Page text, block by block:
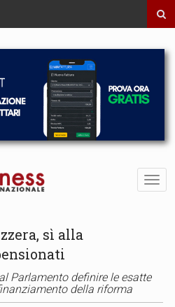
sì alla
Parlamento definire le esatte
della riforma